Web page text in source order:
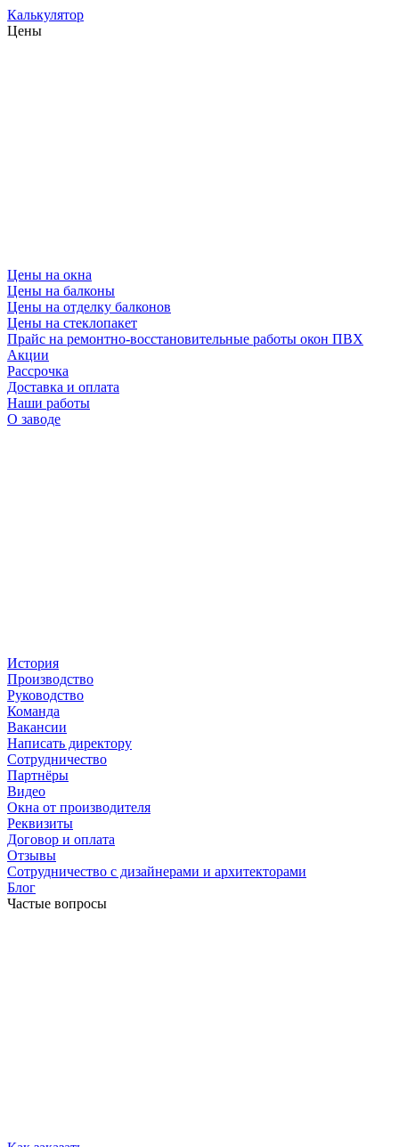
Калькулятор
Цены
Цены на окна
Цены на балконы
Цены на отделку балконов
Цены на стеклопакет
Прайс на ремонтно-восстановительные работы окон ПВХ
Акции
Рассрочка
Доставка и оплата
Наши работы
О заводе
История
Производство
Руководство
Команда
Вакансии
Написать директору
Сотрудничество
Партнёры
Видео
Окна от производителя
Реквизиты
Договор и оплата
Отзывы
Сотрудничество с дизайнерами и архитекторами
Блог
Частые вопросы